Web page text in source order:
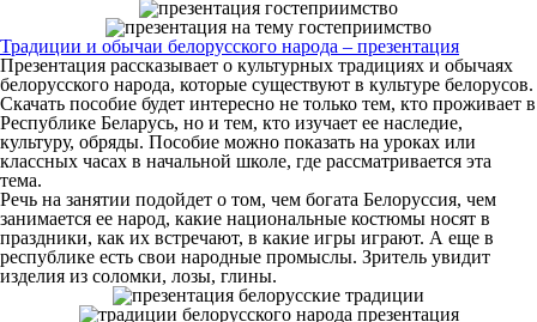
Традиции и обычаи белорусского народа – презентация
Презентация рассказывает о культурных традициях и обычаях
белорусского народа, которые существуют в культуре белорусов.
Скачать пособие будет интересно не только тем, кто проживает в
Республике Беларусь, но и тем, кто изучает ее наследие,
культуру, обряды. Пособие можно показать на уроках или
классных часах в начальной школе, где рассматривается эта
тема.
Речь на занятии подойдет о том, чем богата Белоруссия, чем
занимается ее народ, какие национальные костюмы носят в
праздники, как их встречают, в какие игры играют. А еще в
республике есть свои народные промыслы. Зритель увидит
изделия из соломки, лозы, глины.